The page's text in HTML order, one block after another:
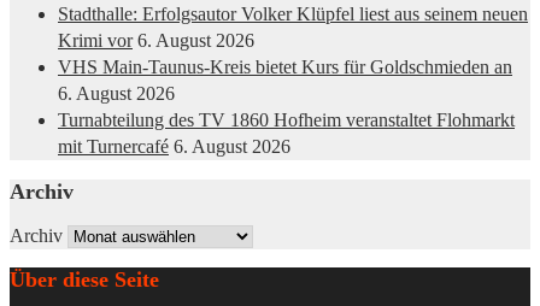
Stadthalle: Erfolgsautor Volker Klüpfel liest aus seinem neuen
Krimi vor 6. August 2026
VHS Main-Taunus-Kreis bietet Kurs für Goldschmieden an
6. August 2026
Turnabteilung des TV 1860 Hofheim veranstaltet Flohmarkt
mit Turnercafé 6. August 2026
Archiv
Archiv
Über diese Seite